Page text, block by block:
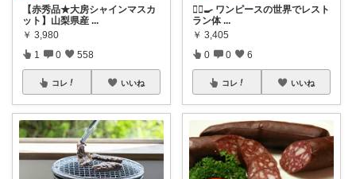
【赤秀品★大房シャインマスカ
ット】山梨県産 ...
￥ 3,980
1 0 558
コレ いいね
🏴‍☠️🍳 ワンピースの世界でレスト
ラン体 ...
￥ 3,405
0 0 6
コレ いいね